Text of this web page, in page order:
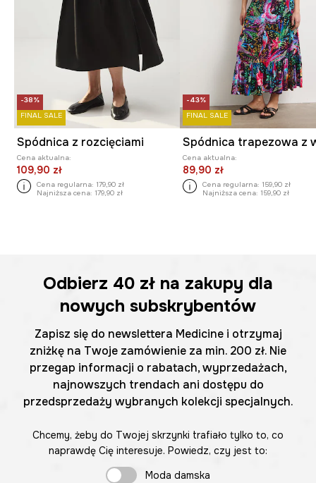
-38%
FINAL SALE
Spódnica z rozcięciami
Cena aktualna:
109,90 zł
Cena regularna: 179,90 zł
Najniższa cena: 179,90 zł
-43%
FINAL SALE
Cena aktualna:
89,90 zł
Cena regularna: 159,90 zł
Najniższa cena: 159,90 zł
Odbierz 40 zł na zakupy dla
nowych subskrybentów
Zapisz się do newslettera Medicine i otrzymaj
zniżkę na Twoje zamówienie za min. 200 zł. Nie
przegap informacji o rabatach, wyprzedażach,
najnowszych trendach ani dostępu do
przedsprzedaży wybranych kolekcji specjalnych.
Chcemy, żeby do Twojej skrzynki trafiało tylko to, co
naprawdę Cię interesuje. Powiedz, czy jest to:
Moda damska